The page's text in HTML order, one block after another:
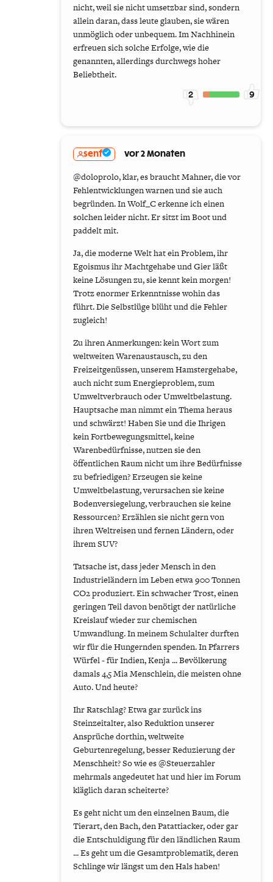
nicht, weil sie nicht umsetzbar sind, sondern
allein daran, dass leute glauben, sie wären
unmöglich oder unbequem. Im Nachhinein
erfreuen sich solche Erfolge, wie die
genannten, allerdings durchwegs hoher
Beliebtheit.
2 9
senf vor 2 Monaten
@doloprolo, klar, es braucht Mahner, die vor
Fehlentwicklungen warnen und sie auch
begründen. In Wolf_C erkenne ich einen
solchen leider nicht. Er sitzt im Boot und
paddelt mit.
Ja, die moderne Welt hat ein Problem, ihr
Egoismus ihr Machtgehabe und Gier läßt
keine Lösungen zu, sie kennt kein morgen!
Trotz enormer Erkenntnisse wohin das
führt. Die Selbstlüge blüht und die Fehler
zugleich!
Zu ihren Anmerkungen: kein Wort zum
weltweiten Warenaustausch, zu den
Freizeitgenüssen, unserem Hamstergehabe,
auch nicht zum Energieproblem, zum
Umweltverbrauch oder Umweltbelastung.
Hauptsache man nimmt ein Thema heraus
und schwärzt! Haben Sie und die Ihrigen
kein Fortbewegungsmittel, keine
Warenbedürfnisse, nutzen sie den
öffentlichen Raum nicht um ihre Bedürfnisse
zu befriedigen? Erzeugen sie keine
Umweltbelastung, verursachen sie keine
Bodenversiegelung, verbrauchen sie keine
Ressourcen? Erzählen sie nicht gern von
ihren Weltreisen und fernen Ländern, oder
ihrem SUV?
Tatsache ist, dass jeder Mensch in den
Industrieländern im Leben etwa 900 Tonnen
CO2 produziert. Ein schwacher Trost, einen
geringen Teil davon benötigt der natürliche
Kreislauf wieder zur chemischen
Umwandlung. In meinem Schulalter durften
wir für die Hungernden spenden. In Pfarrers
Würfel - für Indien, Kenja ... Bevölkerung
damals 4,5 Mia Menschlein, die meisten ohne
Auto. Und heute?
Ihr Ratschlag? Etwa gar zurück ins
Steinzeitalter, also Reduktion unserer
Ansprüche dorthin, weltweite
Geburtenregelung, besser Reduzierung der
Menschheit? So wie es @Steuerzahler
mehrmals angedeutet hat und hier im Forum
kläglich daran scheiterte?
Es geht nicht um den einzelnen Baum, die
Tierart, den Bach, den Patattiacker, oder gar
die Entschuldigung für den ländlichen Raum
... Es geht um die Gesamtproblematik, deren
Schlinge wir längst um den Hals haben!